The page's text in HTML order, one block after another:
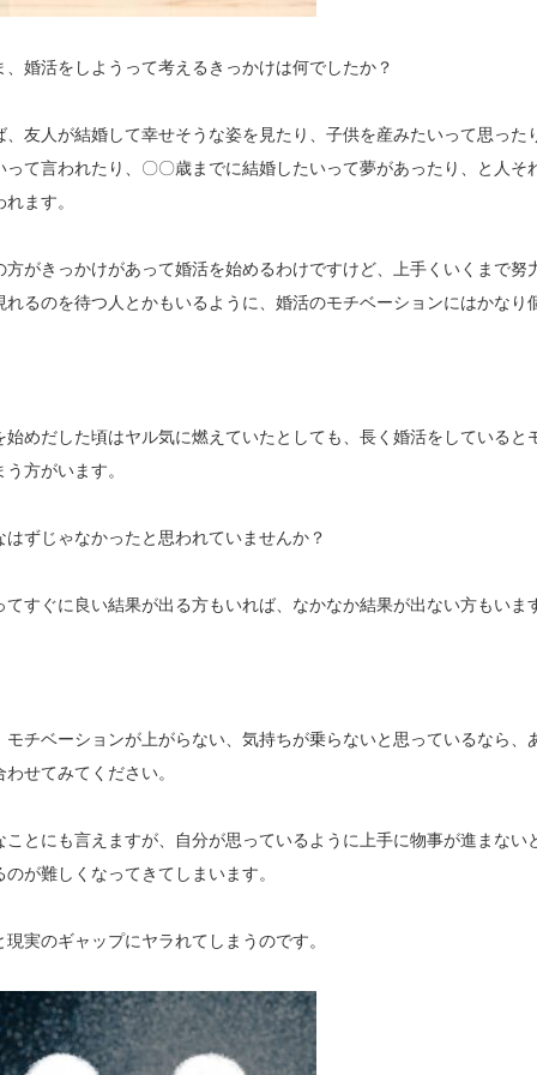
、婚活をしようって考えるきっかけは何でしたか？
、友人が結婚して幸せそうな姿を見たり、子供を産みたいって思った
って言われたり、〇〇歳までに結婚したいって夢があったり、と人そ
ます。
方がきっかけがあって婚活を始めるわけですけど、上手くいくまで努
れるのを待つ人とかもいるように、婚活のモチベーションにはかなり
始めだした頃はヤル気に燃えていたとしても、長く婚活をしていると
う方がいます。
はずじゃなかったと思われていませんか？
てすぐに良い結果が出る方もいれば、なかなか結果が出ない方もいま
モチベーションが上がらない、気持ちが乗らないと思っているなら、
わせてみてください。
ことにも言えますが、自分が思っているように上手に物事が進まない
のが難しくなってきてしまいます。
現実のギャップにヤラれてしまうのです。